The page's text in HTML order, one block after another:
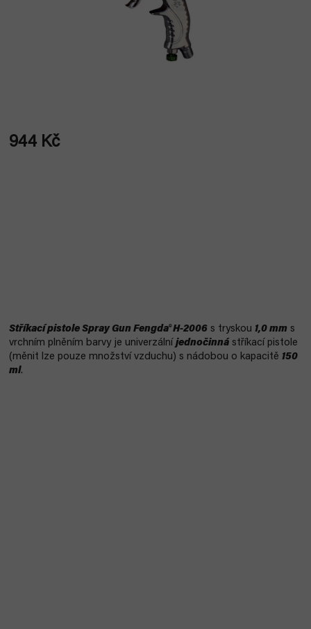
944 Kč
Stříkací pistole Spray Gun Fengda® H-2006 s tryskou 1,0 mm s
vrchním plněním barvy je univerzální jednočinná stříkací pistole
(měnit lze pouze množství vzduchu) s nádobou o kapacitě 150
ml.